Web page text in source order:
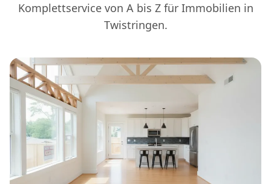
Komplettservice von A bis Z für Immobilien in
Twistringen.